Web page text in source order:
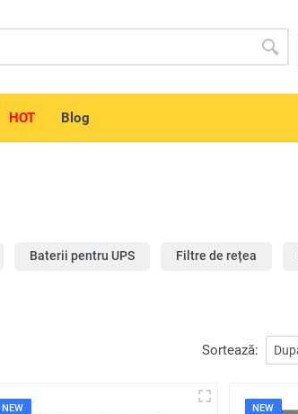
HOT Blog
Baterii pentru UPS Filtre de rețea
Sortează:
NEW NEW